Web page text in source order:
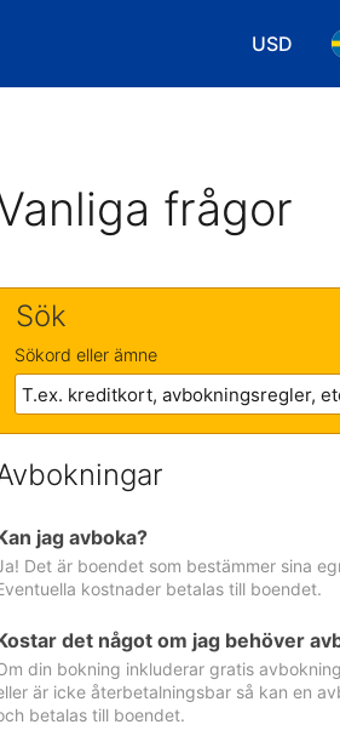
USD
Välj
frågor
Sök
Sökord eller ämne
jag avboka?
Det är boendet som bestämmer sina
kostnader betalas till boendet.
det något om jag behöver
din bokning inkluderar gratis
är icke återbetalningsbar så kan en
betalas till boendet.